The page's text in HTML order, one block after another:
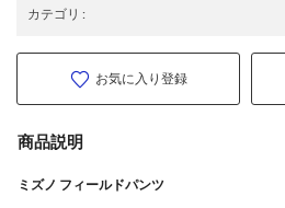
カテゴリ :
お気に入り登録
商品説明
ミズノ フィールドパンツ